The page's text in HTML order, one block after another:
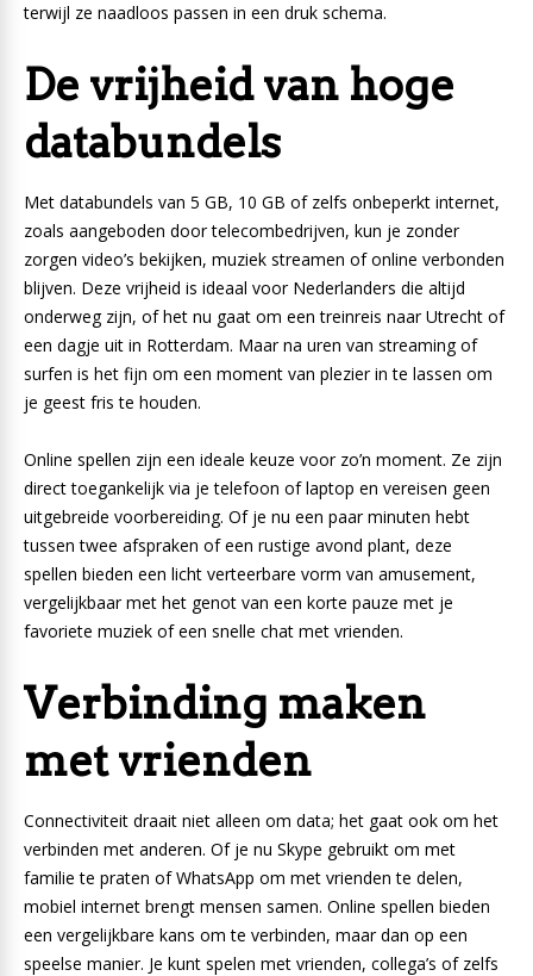
terwijl ze naadloos passen in een druk schema.
De vrijheid van hoge
databundels
Met databundels van 5 GB, 10 GB of zelfs onbeperkt internet,
zoals aangeboden door telecombedrijven, kun je zonder
zorgen video’s bekijken, muziek streamen of online verbonden
blijven. Deze vrijheid is ideaal voor Nederlanders die altijd
onderweg zijn, of het nu gaat om een treinreis naar Utrecht of
een dagje uit in Rotterdam. Maar na uren van streaming of
surfen is het fijn om een moment van plezier in te lassen om
je geest fris te houden.
Online spellen zijn een ideale keuze voor zo’n moment. Ze zijn
direct toegankelijk via je telefoon of laptop en vereisen geen
uitgebreide voorbereiding. Of je nu een paar minuten hebt
tussen twee afspraken of een rustige avond plant, deze
spellen bieden een licht verteerbare vorm van amusement,
vergelijkbaar met het genot van een korte pauze met je
favoriete muziek of een snelle chat met vrienden.
Verbinding maken
met vrienden
Connectiviteit draait niet alleen om data; het gaat ook om het
verbinden met anderen. Of je nu Skype gebruikt om met
familie te praten of WhatsApp om met vrienden te delen,
mobiel internet brengt mensen samen. Online spellen bieden
een vergelijkbare kans om te verbinden, maar dan op een
speelse manier. Je kunt spelen met vrienden, collega’s of zelfs